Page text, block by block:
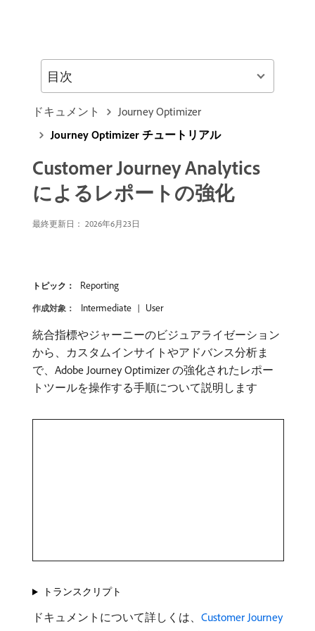
ドキュメント
Journey Optimizer
Journey Optimizer チュートリアル
Customer Journey Analytics
によるレポートの強化
最終更新日： 2026年6月23日
トピック： Reporting
作成対象： Intermediate User
統合指標やジャーニーのビジュアライゼーション
から、カスタムインサイトやアドバンス分析ま
で、Adobe Journey Optimizer の強化されたレポー
トツールを操作する手順について説明します
トランスクリプト
ドキュメントについて詳しくは、 Customer Journey
目次